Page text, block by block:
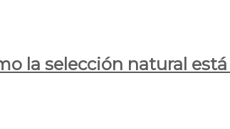
la selección natural